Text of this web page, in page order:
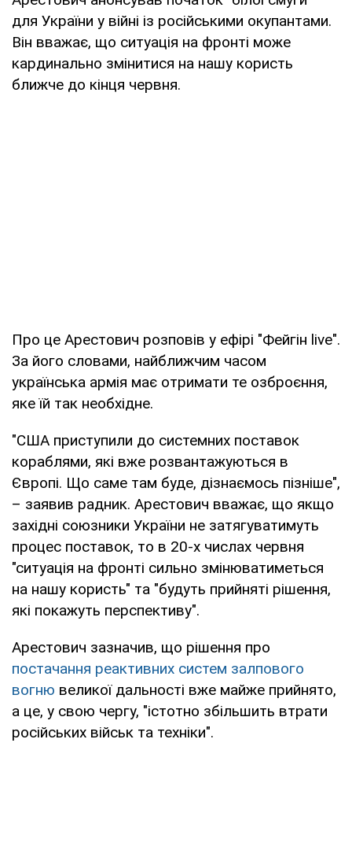
для України у війні із російськими окупантами.
Він вважає, що ситуація на фронті може
кардинально змінитися на нашу користь
ближче до кінця червня.
Про це Арестович розповів у ефірі "Фейгін live".
За його словами, найближчим часом
українська армія має отримати те озброєння,
яке їй так необхідне.
"США приступили до системних поставок
кораблями, які вже розвантажуються в
Європі. Що саме там буде, дізнаємось пізніше",
– заявив радник. Арестович вважає, що якщо
західні союзники України не затягуватимуть
процес поставок, то в 20-х числах червня
"ситуація на фронті сильно змінюватиметься
на нашу користь" та "будуть прийняті рішення,
які покажуть перспективу".
Арестович зазначив, що рішення про
постачання реактивних систем залпового
вогню великої дальності вже майже прийнято,
а це, у свою чергу, "істотно збільшить втрати
російських військ та техніки".